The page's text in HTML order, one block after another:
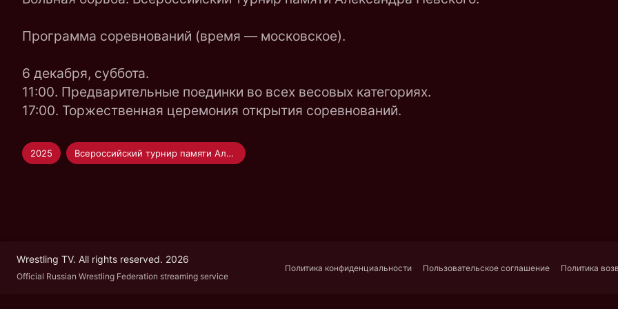
Программа соревнований (время — московское).
6 декабря, суббота.
11:00. Предварительные поединки во всех весовых категориях.
17:00. Торжественная церемония открытия соревнований.
2025 Всероссийский турнир памяти Александра Невского по вольной борьбе
Wrestling TV. All rights reserved. 2026
Official Russian Wrestling Federation streaming service
Политика конфиденциальности Пользовательское соглашение Политика